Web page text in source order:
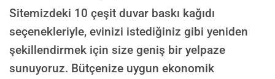
Sitemizdeki 10 çeşit duvar baskı kağıdı
seçenekleriyle, evinizi istediğiniz gibi yeniden
şekillendirmek için size geniş bir yelpaze
sunuyoruz. Bütçenize uygun ekonomik